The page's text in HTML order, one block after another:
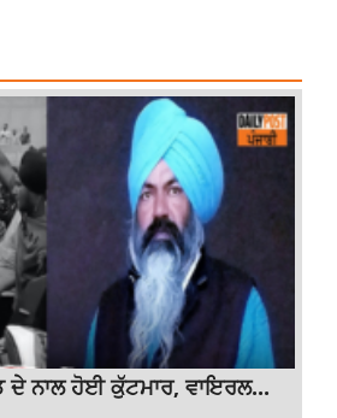
ਦੇ ਨਾਲ ਹੋਈ ਕੁੱਟਮਾਰ, ਵਾਇਰਲ...